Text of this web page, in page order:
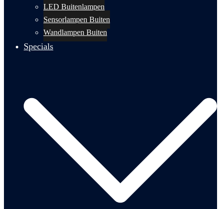
LED Buitenlampen
Sensorlampen Buiten
Wandlampen Buiten
Specials